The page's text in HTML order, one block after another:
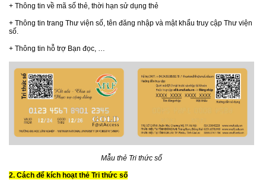
+ Thông tin về mã số thẻ, thời hạn sử dụng thẻ
+ Thông tin trang Thư viện số, tên đăng nhập và mật khẩu truy cập Thư viện
số.
+ Thông tin hỗ trợ Bạn đọc, …
Mẫu thẻ Tri thức số
2. Cách để kích hoạt thẻ Tri thức số